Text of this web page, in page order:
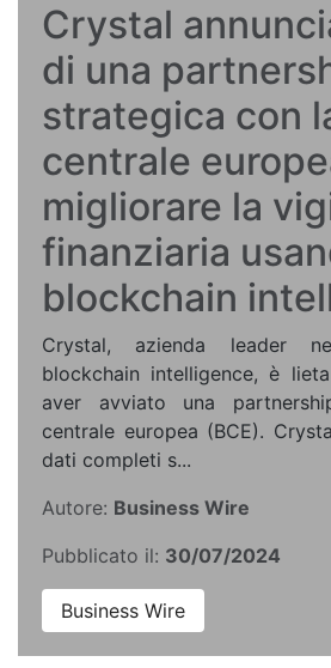
Crystal
di una
strategica con
centrale
migliorare la
finanziaria
blockchain
Crystal, azienda leader
blockchain intelligence, è
aver avviato una
centrale europea (BCE).
dati completi s...
Autore: Business Wire
Pubblicato il: 30/07/2024
Business Wire